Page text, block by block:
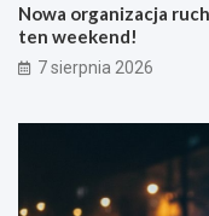
Nowa organizacja
ten weekend!
7 sierpnia 2026